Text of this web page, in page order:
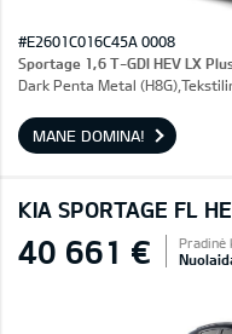
#E2601C016C45A 0008
Sportage 1,6 T-GDI HEV LX
Dark Penta Metal
MANE DOMINA!
KIA SPORTAGE FL
40 661 € Pradinė